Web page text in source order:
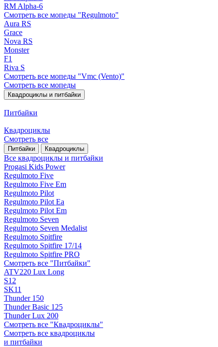
RM Alpha-6
Смотреть все мопеды "Regulmoto"
Aura RS
Grace
Nova RS
Monster
F1
Riva S
Смотреть все мопеды "Vmc (Vento)"
Смотреть все мопеды
Квадроциклы и питбайки
Питбайки
Квадроциклы
Смотреть все
Питбайки Квадроциклы
Все квадроциклы и питбайки
Progasi Kids Power
Regulmoto Five
Regulmoto Five Em
Regulmoto Pilot
Regulmoto Pilot Ea
Regulmoto Pilot Em
Regulmoto Seven
Regulmoto Seven Medalist
Regulmoto Spitfire
Regulmoto Spitfire 17/14
Regulmoto Spitfire PRO
Смотреть все "Питбайки"
ATV220 Lux Long
S12
SK11
Thunder 150
Thunder Basic 125
Thunder Lux 200
Смотреть все "Квадроциклы"
Смотреть все квадроциклы
и питбайки